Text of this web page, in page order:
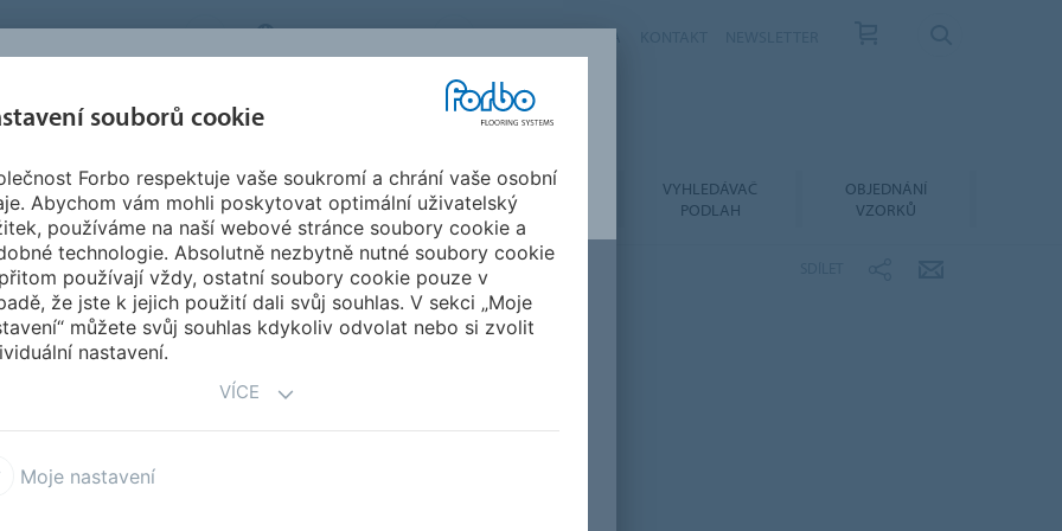
FLOORING SYSTEMS CZECH REPUBLIC
A
UDRŽITELNOST
STAHOVÁNÍ
DOKUMENTŮ
INSTALACE A
ÚDRŽBA
VYHLEDÁVAČ
PODLAH
OBJEDNÁNÍ
VZORKŮ
vysoce kvalitních komerčních podlahovin a
Marmoleum, Vinyly, Luxusní vinylové dílce,
koberce.
souborů cookie
Forbo respektuje vaše soukromí a chrání vaše osobní
Abychom vám mohli poskytovat optimální uživatelský
používáme na naší webové stránce soubory cookie a
technologie. Absolutně nezbytně nutné soubory cookie
používají vždy, ostatní soubory cookie pouze v
že jste k jejich použití dali svůj souhlas. V sekci „Moje
můžete svůj souhlas kdykoliv odvolat nebo si zvolit
nastavení.
VÍCE
Moje nastavení